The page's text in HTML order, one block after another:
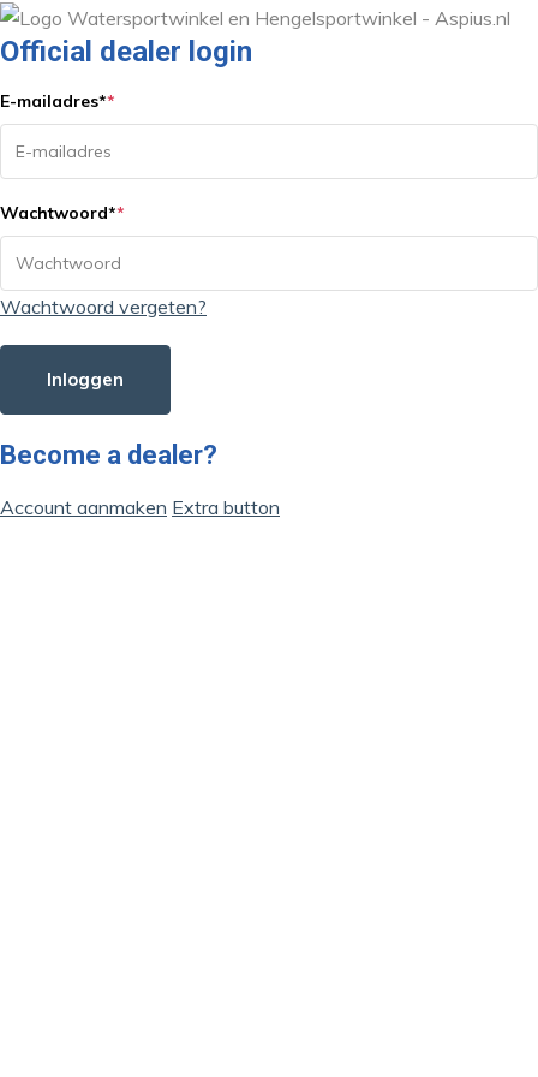
Official dealer login
E-mailadres**
Wachtwoord**
Wachtwoord vergeten?
Inloggen
Become a dealer?
Account aanmaken Extra button